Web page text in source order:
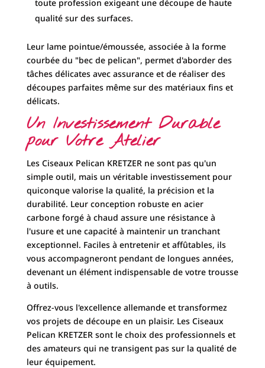
toute profession exigeant une découpe de haute
qualité sur des surfaces.
Leur lame pointue/émoussée, associée à la forme
courbée du "bec de pelican", permet d'aborder des
tâches délicates avec assurance et de réaliser des
découpes parfaites même sur des matériaux fins et
délicats.
Un Investissement Durable
pour Votre Atelier
Les Ciseaux Pelican KRETZER ne sont pas qu'un
simple outil, mais un véritable investissement pour
quiconque valorise la qualité, la précision et la
durabilité. Leur conception robuste en acier
carbone forgé à chaud assure une résistance à
l'usure et une capacité à maintenir un tranchant
exceptionnel. Faciles à entretenir et affûtables, ils
vous accompagneront pendant de longues années,
devenant un élément indispensable de votre trousse
à outils.
Offrez-vous l'excellence allemande et transformez
vos projets de découpe en un plaisir. Les Ciseaux
Pelican KRETZER sont le choix des professionnels et
des amateurs qui ne transigent pas sur la qualité de
leur équipement.